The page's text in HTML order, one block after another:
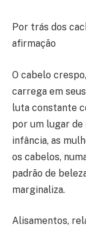
Por trás dos
afirmação
O cabelo
carrega em
luta constante
por um lugar de
infância, as
os cabelos,
padrão de
marginaliza.
Alisamentos,